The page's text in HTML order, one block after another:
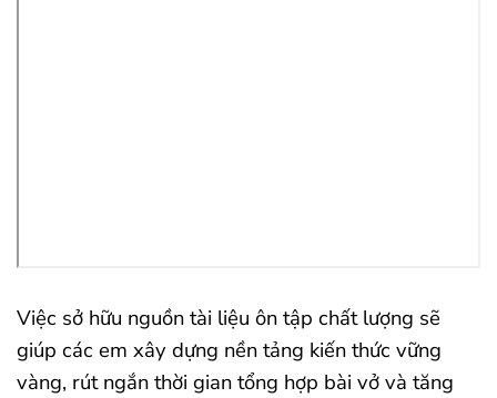
Việc sở hữu nguồn tài liệu ôn tập chất lượng sẽ
giúp các em xây dựng nền tảng kiến thức vững
vàng, rút ngắn thời gian tổng hợp bài vở và tăng